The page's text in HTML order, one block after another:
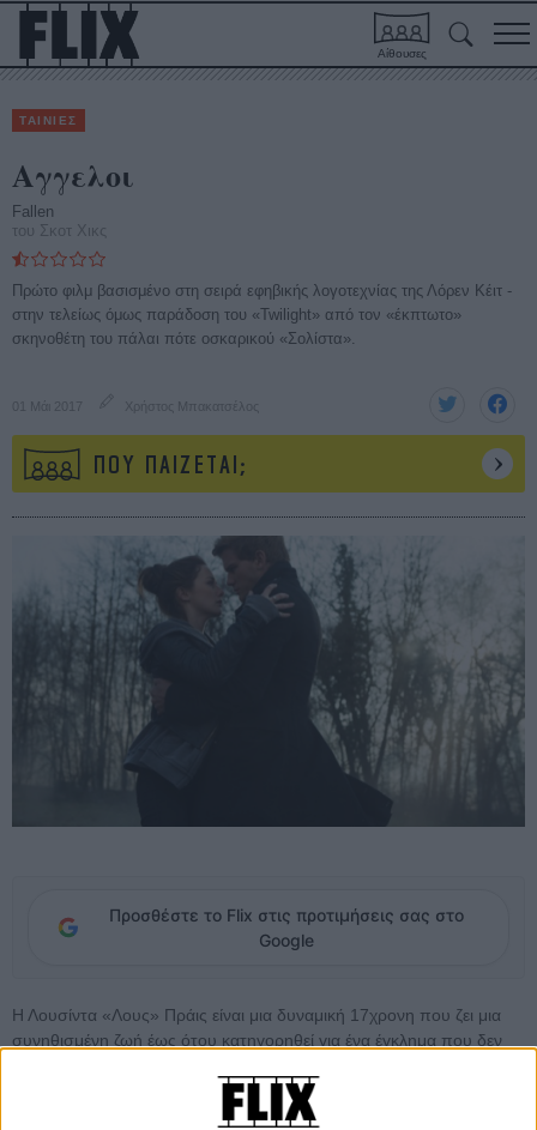
Αίθουσες
ΤΑΙΝΙΕΣ
Αγγελοι
Fallen
του Σκοτ Χικς
Πρώτο φιλμ βασισμένο στη σειρά εφηβικής λογοτεχνίας της Λόρεν Κέιτ -
στην τελείως όμως παράδοση του «Twilight» από τον «έκπτωτο»
σκηνοθέτη του πάλαι πότε οσκαρικού «Σολίστα».
01 Μάι 2017 Χρήστος Μπακατσέλος
ΠΟΥ ΠΑΙΖΕΤΑΙ;
Προσθέστε το Flix στις προτιμήσεις σας στο
Google
Η Λουσίντα «Λους» Πράις είναι μια δυναμική 17χρονη που ζει μια
συνηθισμένη ζωή έως ότου κατηγορηθεί για ένα έγκλημα που δεν
Λους αισθάνεται μια περίεργη σύνδεση με τους δυο νεαρούς άντρες
που τη φλερτάρουν. Απομονωμένη και στοιχειωμένη από περίεργα